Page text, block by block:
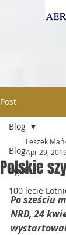
Post
Blog
Ogólne
100 lecie
Blog
Polskie
Leszek
Apr 29,
Po sześciu
NRD, 24